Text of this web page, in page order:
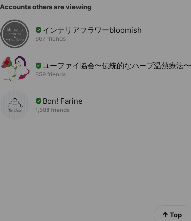
Accounts others are viewing
インテリアフラワーbloomish
667 friends
ユーファイ協会〜伝統的なハーブ温熱療法〜
859 friends
Bon! Farine
1,588 friends
Top